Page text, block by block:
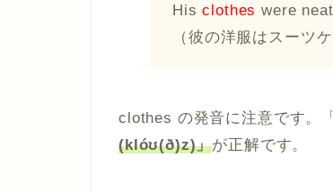
Hisclothes were
（彼の洋服はスーツ
clothes の発音に注意です。
(klóʊ(ð)z)」が正解です。